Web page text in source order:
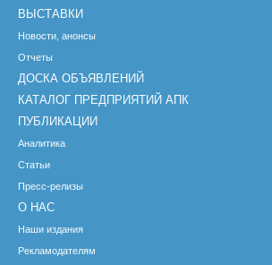
ВЫСТАВКИ
Новости, анонсы
Отчеты
ДОСКА ОБЪЯВЛЕНИЙ
КАТАЛОГ ПРЕДПРИЯТИЙ АПК
ПУБЛИКАЦИИ
Аналитика
Статьи
Пресс-релизы
О НАС
Наши издания
Рекламодателям